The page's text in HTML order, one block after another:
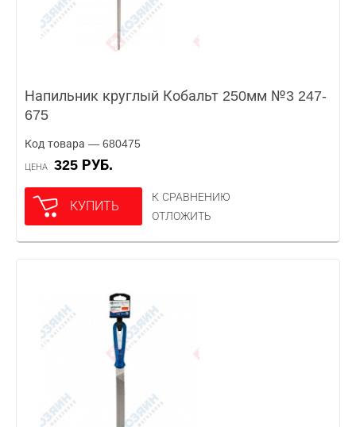
Напильник круглый Кобальт 250мм №3 247-
675
Код товара — 680475
ЦЕНА 325 РУБ.
КУПИТЬ
К СРАВНЕНИЮ
ОТЛОЖИТЬ